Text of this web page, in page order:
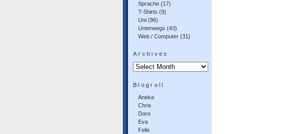
Sprache (17)
T-Shirts (9)
Uni (96)
Unterwegs (43)
Web / Computer (31)
Archives
Archives
Blogroll
Aneka
Chris
Doro
Eva
Felix